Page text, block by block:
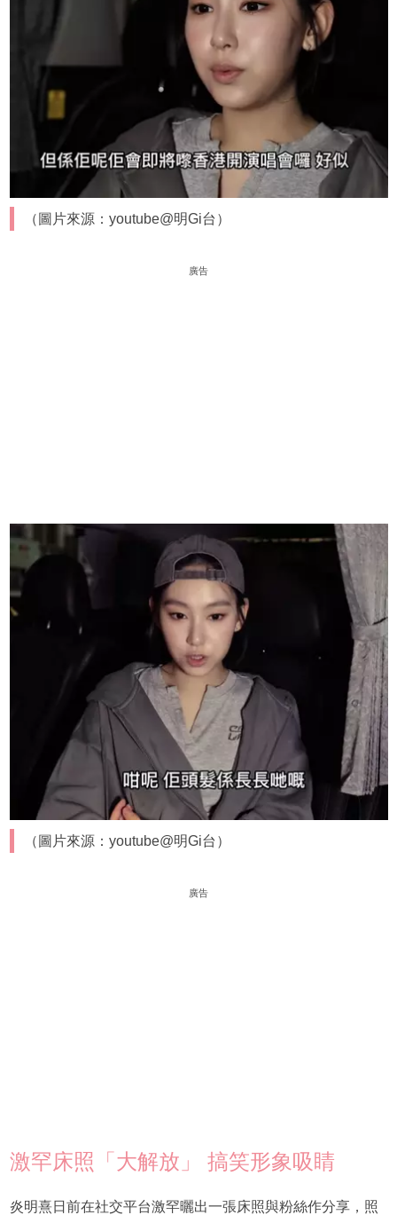
（圖片來源：youtube@明Gi台）
廣告
（圖片來源：youtube@明Gi台）
廣告
激罕床照「大解放」 搞笑形象吸睛
炎明熹日前在社交平台激罕曬出一張床照與粉絲作分享，照